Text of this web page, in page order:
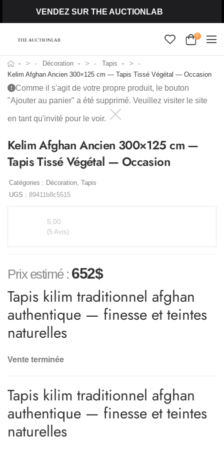
VENDEZ SUR THE AUCTIONLAB
0
> Décoration > Tapis >
Kelim Afghan Ancien 300×125 cm — Tapis Tissé Végétal — Occasion
Comme il s'agit de votre propre produit, le bouton
"Ajouter au panier" a été supprimé. Veuillez visiter le site
en tant qu'invité pour le voir.
Kelim Afghan Ancien 300×125 cm —
Tapis Tissé Végétal — Occasion
Catégories : Décoration, Tapis
UGS : 89411b8c5515
5.00
(5 Avis)
Prix estimé : 652$
Tapis kilim traditionnel afghan
authentique — finesse et teintes
naturelles
Vente terminée
Tapis kilim traditionnel afghan
authentique — finesse et teintes
naturelles